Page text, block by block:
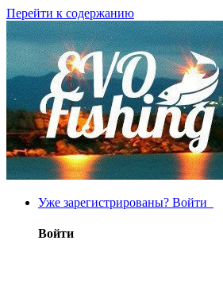
Перейти к содержанию
Уже зарегистрированы? Войти
Войти